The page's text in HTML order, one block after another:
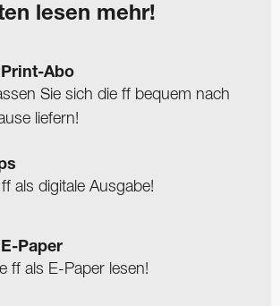
lesen mehr!
Abo
Sie sich die ff bequem nach
liefern!
ff als digitale Ausgabe!
Paper
ff als E-Paper lesen!